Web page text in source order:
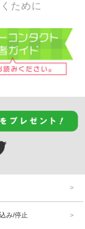
ために
み/停止